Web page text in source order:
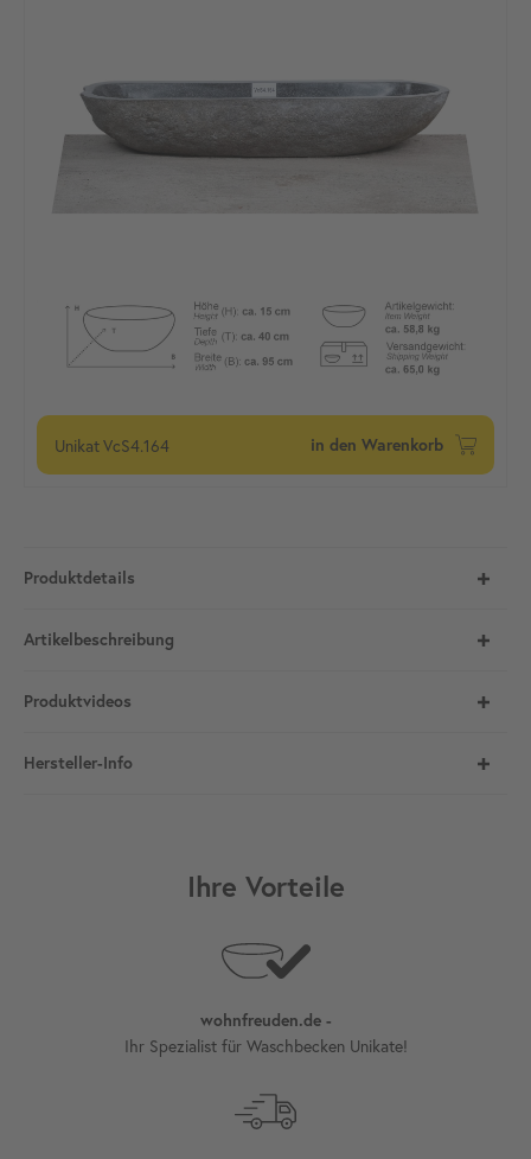
UnikatVcS4.164 in den Warenkorb
Produktdetails
Artikelbeschreibung
Produktvideos
Hersteller-Info
Ihre Vorteile
wohnfreuden.de -
Ihr Spezialist für Waschbecken Unikate!